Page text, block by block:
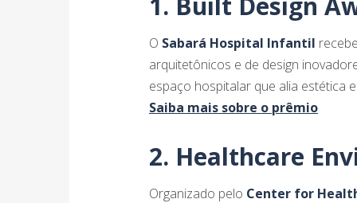
O Sabará Hospital Infantil
arquitetônicos e de design
espaço hospitalar que alia estética
Saiba mais sobre o prêmio
2. Healthcare
Organizado pelo Center for